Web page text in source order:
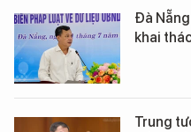
Đà
khai
Trung